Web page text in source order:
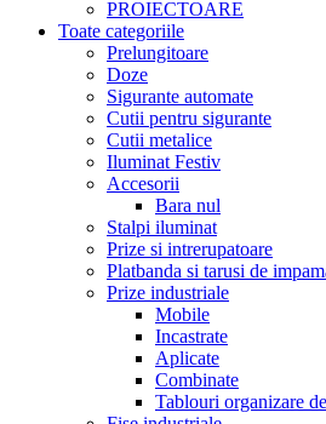
PROIECTOARE
Toate categoriile
Prelungitoare
Doze
Sigurante automate
Cutii pentru sigurante
Cutii metalice
Iluminat Festiv
Accesorii
Bara nul
Stalpi iluminat
Prize si intrerupatoare
Platbanda si tarusi de
Prize industriale
Mobile
Incastrate
Aplicate
Combinate
Tablouri organizare